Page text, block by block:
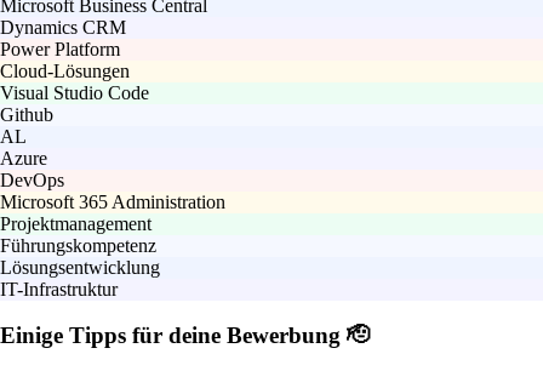
Microsoft Business Central
Dynamics CRM
Power Platform
Cloud-Lösungen
Visual Studio Code
Github
AL
Azure
DevOps
Microsoft 365 Administration
Projektmanagement
Führungskompetenz
Lösungsentwicklung
IT-Infrastruktur
Einige Tipps für deine Bewerbung 🫡